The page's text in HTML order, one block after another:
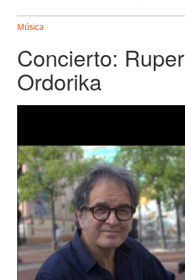
Música
Concierto: Ruper
Ordorika